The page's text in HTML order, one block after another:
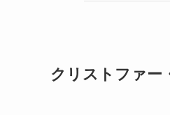
クリストファー